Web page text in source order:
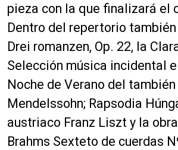
pieza con la que finalizará el
Dentro del repertorio
Drei romanzen, Op. 22, la
Selección música incidental e
Noche de Verano del
Mendelssohn; Rapsodia
austriaco Franz Liszt y la
Brahms Sexteto de cuerdas